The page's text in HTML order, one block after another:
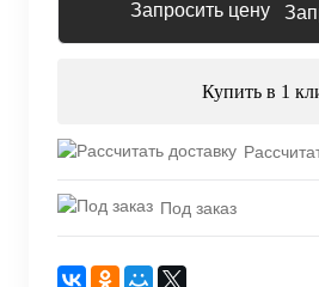
Купить в 1
Под заказ